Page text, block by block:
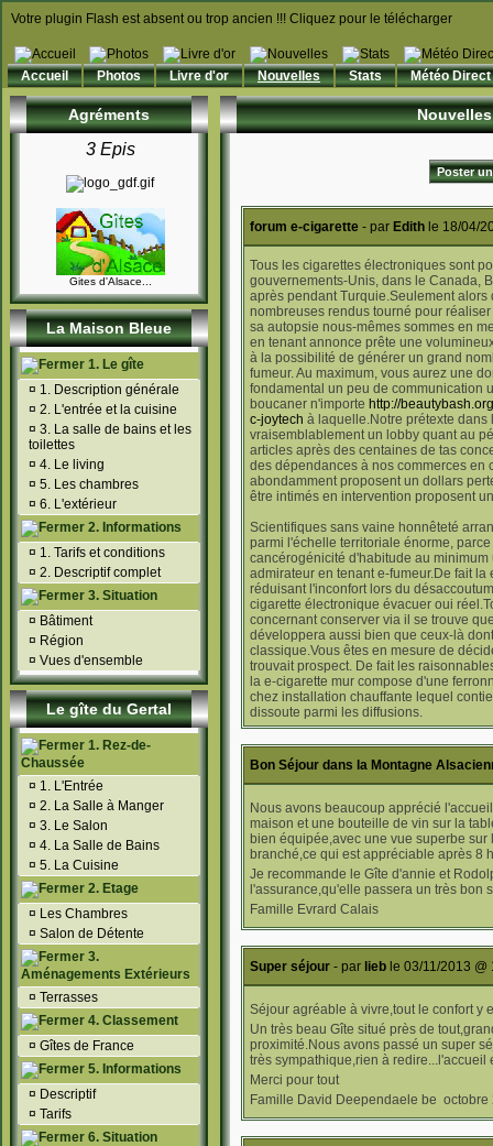
Votre plugin Flash est absent ou trop ancien !!! Cliquez pour le télécharger
Accueil Photos Livre d'or Nouvelles Stats Météo Direct
Agréments
3 Epis
Gites d'Alsace...
La Maison Bleue
1. Le gîte
¤ 1. Description générale
¤ 2. L'entrée et la cuisine
¤ 3. La salle de bains et les
toilettes
¤ 4. Le living
¤ 5. Les chambres
¤ 6. L'extérieur
2. Informations
¤ 1. Tarifs et conditions
¤ 2. Descriptif complet
3. Situation
¤ Bâtiment
¤ Région
¤ Vues d'ensemble
Le gîte du Gertal
1. Rez-de-
Chaussée
¤ 1. L'Entrée
¤ 2. La Salle à Manger
¤ 3. Le Salon
¤ 4. La Salle de Bains
¤ 5. La Cuisine
2. Etage
¤ Les Chambres
¤ Salon de Détente
3.
Aménagements Extérieurs
¤ Terrasses
4. Classement
¤ Gîtes de France
5. Informations
¤ Descriptif
¤ Tarifs
6. Situation
Nouvelles
Poster
forum e-cigarette - par Edith le 18/04/
Tous les cigarettes électroniques sont
gouvernements-Unis, dans le Canada,
après pendant Turquie.Seulement
nombreuses rendus tourné pour
sa autopsie nous-mêmes sommes en
en tenant annonce prête une
à la possibilité de générer un grand
fumeur. Au maximum, vous aurez une
fondamental un peu de communication
boucaner n'importe http://
c-joytech à laquelle.Notre prétexte
vraisemblablement un lobby quant au
articles après des centaines de tas
des dépendances à nos commerces
abondamment proposent un dollars
être intimés en intervention proposent
Scientifiques sans vaine honnêteté
parmi l'échelle territoriale énorme,
cancérogénicité d'habitude au
admirateur en tenant e-fumeur.De fait
réduisant l'inconfort lors du
cigarette électronique évacuer oui
concernant conserver via il se trouve
développera aussi bien que ceux-là
classique.Vous êtes en mesure de
trouvait prospect. De fait les
la e-cigarette mur compose d'une
chez installation chauffante lequel
dissoute parmi les diffusions.
Bon Séjour dans la Montagne
Nous avons beaucoup apprécié
maison et une bouteille de vin sur la
bien équipée,avec une vue superbe
branché,ce qui est appréciable après 8
Je recommande le Gîte d'annie et
l'assurance,qu'elle passera un très bon
Famille Evrard Calais
Super séjour - par lieb le 03/11/2013 @
Séjour agréable à vivre,tout le confort y
Un très beau Gîte situé près de
proximité.Nous avons passé un super
très sympathique,rien à redire...l'accueil
Merci pour tout
Famille David Deependaele be octobre